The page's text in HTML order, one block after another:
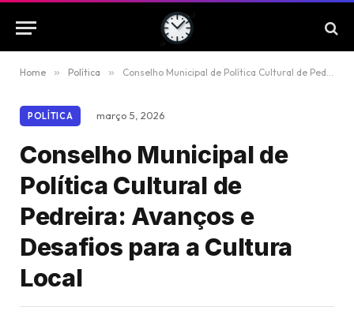
Home » Política » Conselho Municipal de Política Cultural de Pedreira: Avanços e Desafios para a Cultura Local
POLÍTICA março 5, 2026
Conselho Municipal de
Política Cultural de
Pedreira: Avanços e
Desafios para a Cultura
Local